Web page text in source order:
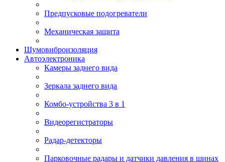
Предпусковые подогреватели
Механическая защита
Шумовиброизоляция
Автоэлектроника
Камеры заднего вида
Зеркала заднего вида
Комбо-устройства 3 в 1
Видеорегистраторы
Радар-детекторы
Парковочные радары и датчики давления в шинах